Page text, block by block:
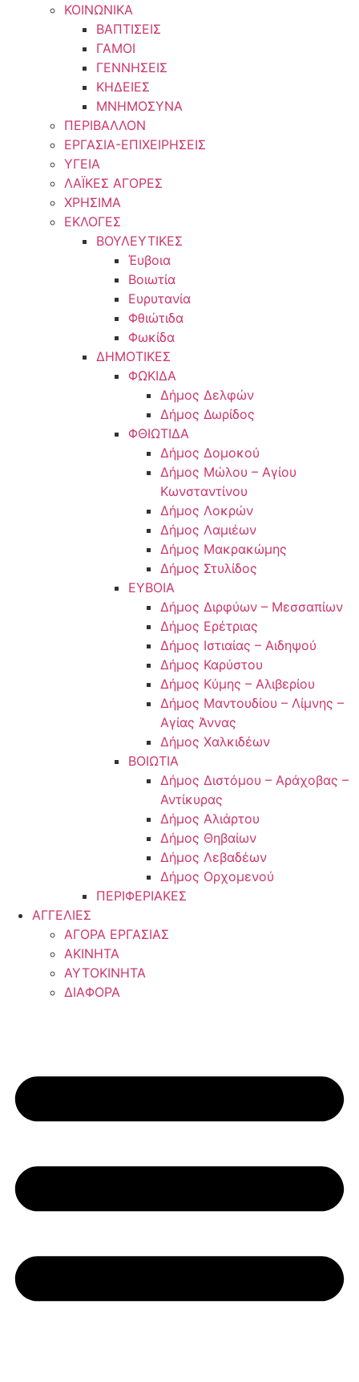
ΚΟΙΝΩΝΙΚΑ
ΒΑΠΤΙΣΕΙΣ
ΓΑΜΟΙ
ΓΕΝΝΗΣΕΙΣ
ΚΗΔΕΙΕΣ
ΜΝΗΜΟΣΥΝΑ
ΠΕΡΙΒΑΛΛΟΝ
ΕΡΓΑΣΙΑ-ΕΠΙΧΕΙΡΗΣΕΙΣ
ΥΓΕΙΑ
ΛΑΪΚΕΣ ΑΓΟΡΕΣ
ΧΡΗΣΙΜΑ
ΕΚΛΟΓΕΣ
ΒΟΥΛΕΥΤΙΚΕΣ
Έυβοια
Βοιωτία
Ευρυτανία
Φθιώτιδα
Φωκίδα
ΔΗΜΟΤΙΚΕΣ
ΦΩΚΙΔΑ
Δήμος Δελφών
Δήμος Δωρίδος
ΦΘΙΩΤΙΔΑ
Δήμος Δομοκού
Δήμος Μώλου – Αγίου
Κωνσταντίνου
Δήμος Λοκρών
Δήμος Λαμιέων
Δήμος Μακρακώμης
Δήμος Στυλίδος
ΕΥΒΟΙΑ
Δήμος Διρφύων – Μεσσαπίων
Δήμος Ερέτριας
Δήμος Ιστιαίας – Αιδηψού
Δήμος Καρύστου
Δήμος Κύμης – Αλιβερίου
Δήμος Μαντουδίου – Λίμνης –
Αγίας Άννας
Δήμος Χαλκιδέων
ΒΟΙΩΤΙΑ
Δήμος Διστόμου – Αράχοβας –
Αντίκυρας
Δήμος Αλιάρτου
Δήμος Θηβαίων
Δήμος Λεβαδέων
Δήμος Ορχομενού
ΠΕΡΙΦΕΡΙΑΚΕΣ
ΑΓΓΕΛΙΕΣ
ΑΓΟΡΑ ΕΡΓΑΣΙΑΣ
ΑΚΙΝΗΤΑ
ΑΥΤΟΚΙΝΗΤΑ
ΔΙΑΦΟΡΑ